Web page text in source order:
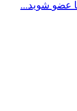
عضو شوید...